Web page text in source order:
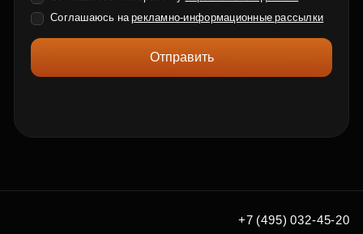
Соглашаюсь нарекламно-информационные рассылки
Отправить
+7 (495) 032-45-20